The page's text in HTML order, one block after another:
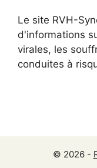
Le site RVH-
d'informations
virales, les
conduites à
© 2026 -